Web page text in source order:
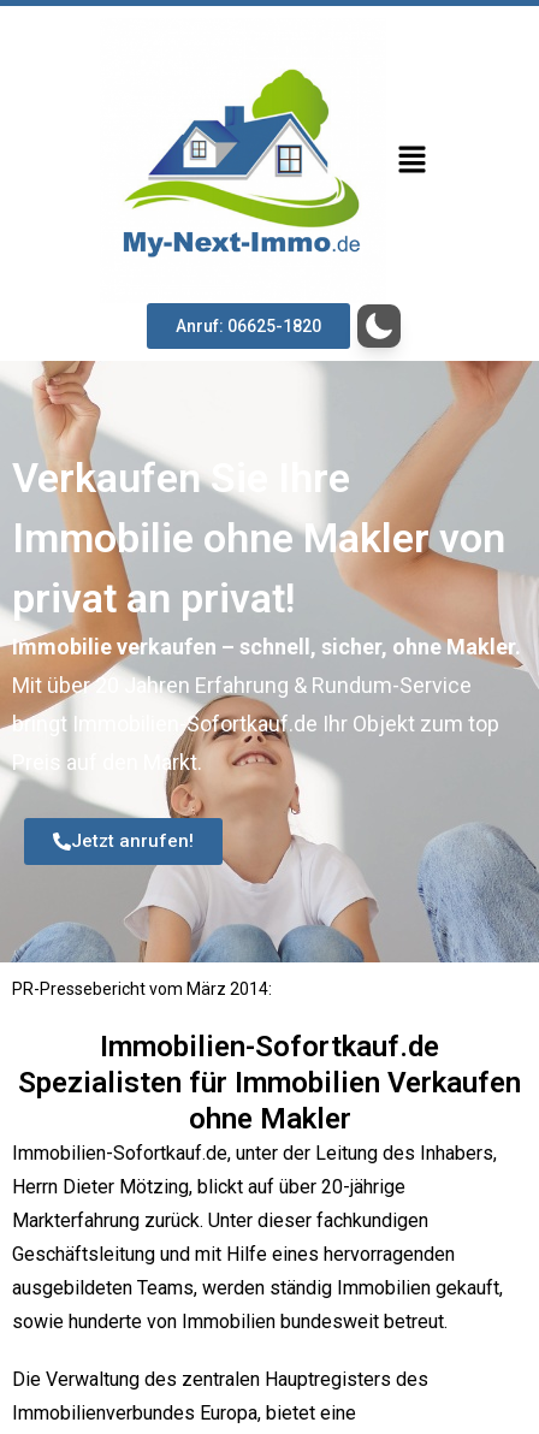
Anruf: 06625-1820
Verkaufen Sie Ihre
Immobilie ohne Makler von
privat an privat!
Immobilie verkaufen – schnell, sicher, ohne Makler.
Mit über 20 Jahren Erfahrung & Rundum-Service
bringt Immobilien-Sofortkauf.de Ihr Objekt zum top
Preis auf den Markt.
Jetzt anrufen!
PR-Pressebericht vom März 2014:
Immobilien-Sofortkauf.de
Spezialisten für Immobilien Verkaufen
ohne Makler
Immobilien-Sofortkauf.de, unter der Leitung des Inhabers,
Herrn Dieter Mötzing, blickt auf über 20-jährige
Markterfahrung zurück. Unter dieser fachkundigen
Geschäftsleitung und mit Hilfe eines hervorragenden
ausgebildeten Teams, werden ständig Immobilien gekauft,
sowie hunderte von Immobilien bundesweit betreut.
Die Verwaltung des zentralen Hauptregisters des
Immobilienverbundes Europa, bietet eine